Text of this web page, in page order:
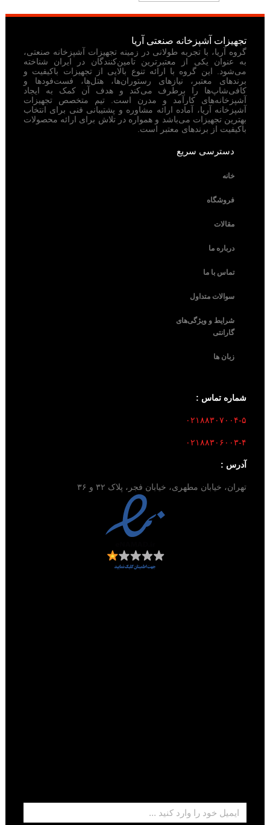
تجهیزات آشپزخانه صنعتی آریا
گروه آریا، با تجربه طولانی در زمینه تجهیزات آشپزخانه صنعتی،
به عنوان یکی از معتبرترین تامین‌کنندگان در ایران شناخته
می‌شود. این گروه با ارائه تنوع بالایی از تجهیزات باکیفیت و
برندهای معتبر، نیازهای رستوران‌ها، هتل‌ها، فست‌فودها و
کافی‌شاپ‌ها را برطرف می‌کند و هدف آن کمک به ایجاد
آشپزخانه‌های کارآمد و مدرن است. تیم متخصص تجهیزات
آشپزخانه آریا، آماده ارائه مشاوره و پشتیبانی فنی برای انتخاب
بهترین تجهیزات می‌باشد و همواره در تلاش برای ارائه محصولات
باکیفیت از برندهای معتبر است.
دسترسی سریع
خانه
فروشگاه
مقالات
درباره ما
تماس با ما
سوالات متداول
شرایط و ویژگی‌های
گارانتی
زبان ها
شماره تماس :
۰۲۱۸۸۳۰۷۰۰۴-۵
۰۲۱۸۸۳۰۶۰۰۳-۴
آدرس :
تهران، خیابان مطهری، خیابان فجر، پلاک ۳۲ و ۳۶